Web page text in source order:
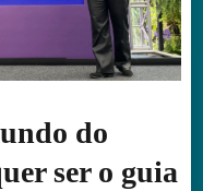
do
ser o guia